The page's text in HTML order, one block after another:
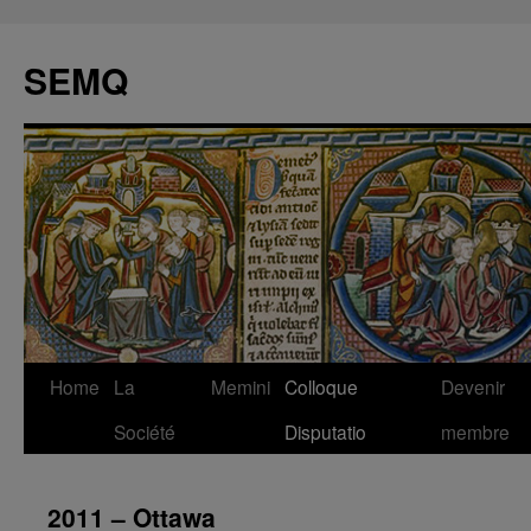
content
SEMQ
Home
La
Société
Memini Colloque
Disputatio
Devenir
membre
2011 – Ottawa